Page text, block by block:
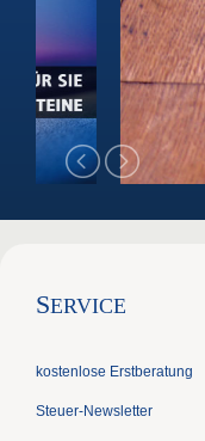
SERVICE
kostenlose Erstberatung
Steuer-Newsletter